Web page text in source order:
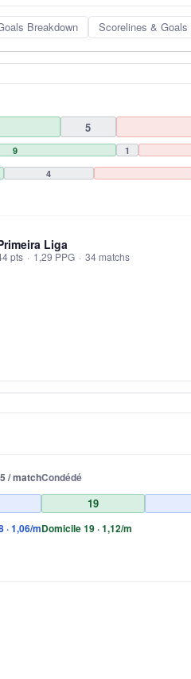
Breakdown Scorelines & Goals
5
9 1
4
Liga
pts · 1,29 PPG · 34 matchs
/ match
· 1,06/m
Condédé
19
Domicile 19 · 1,12/m